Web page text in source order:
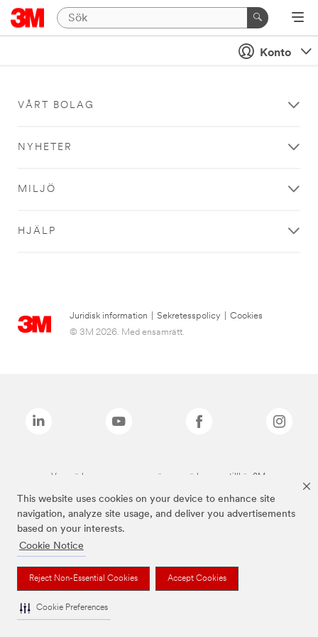
This website uses cookies on your device to enhance site
navigation, analyze site usage, and deliver you advertisements
based on your interests.
Cookie Notice
Reject Non-Essential Cookies Accept Cookies
Cookie Preferences
Konto
VÅRT BOLAG
NYHETER
MILJÖ
HJÄLP
Juridisk information Sekretesspolicy
Cookies
© 3M 2026. Med ensamrätt.
Varumärken som anges ovan är varumärken som tillhör 3M.